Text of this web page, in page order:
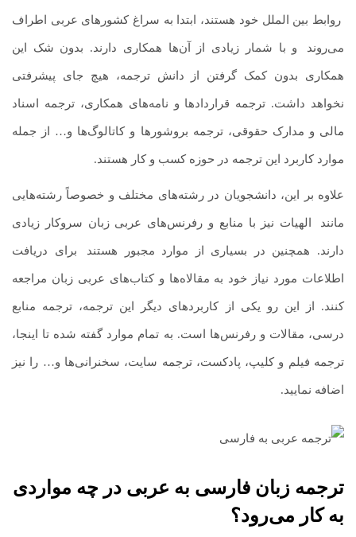
روابط بین الملل خود هستند، ابتدا به سراغ کشورهای عربی اطراف
می‌روند و با شمار زیادی از آن‌ها همکاری دارند. بدون شک این
همکاری بدون کمک گرفتن از دانش ترجمه، هیچ جای پیشرفتی
نخواهد داشت. ترجمه قراردادها و نامه‌های همکاری، ترجمه اسناد
مالی و مدارک حقوقی، ترجمه بروشورها و کاتالوگ‌ها و… از جمله
موارد کاربرد این ترجمه در حوزه کسب و کار هستند.
علاوه بر این، دانشجویان در رشته‌های مختلف و خصوصاً رشته‌هایی
مانند الهیات نیز با منابع و رفرنس‌های عربی زبان سروکار زیادی
دارند. همچنین در بسیاری از موارد مجبور هستند برای دریافت
اطلاعات مورد نیاز خود به مقالاه‌ها و کتاب‌های عربی زبان مراجعه
کنند. از این رو یکی از کاربردهای دیگر این ترجمه، ترجمه منابع
درسی، مقالات و رفرنس‌ها است. به تمام موارد گفته شده تا اینجا،
ترجمه فیلم و کلیپ، پادکست، ترجمه سایت، سخنرانی‌ها و… را نیز
اضافه نمایید.
ترجمه زبان فارسی به عربی در چه مواردی
به کار می‌رود؟